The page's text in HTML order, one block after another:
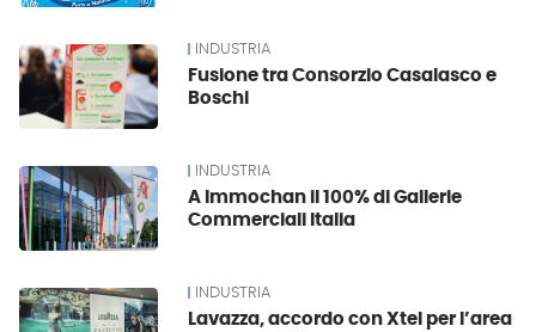
INDUSTRIA
Fusione tra Consorzio Casalasco e
Boschi
INDUSTRIA
A Immochan il 100% di Gallerie
Commerciali Italia
INDUSTRIA
Lavazza, accordo con Xtel per l’area